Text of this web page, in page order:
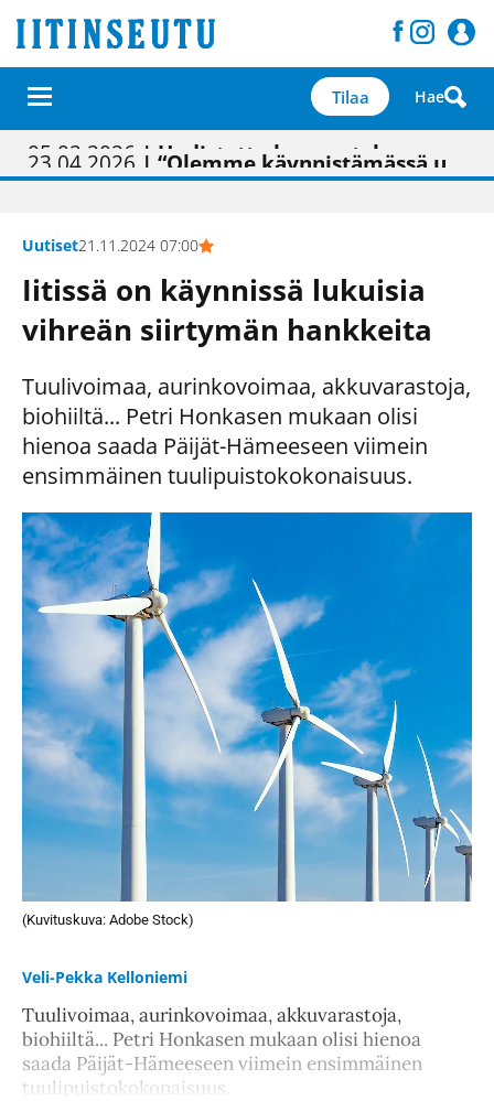
Tilaa Hae
01.02.2026 | Painon vaihtumisen pitäisi näkyä hieman parempana painojäljen laatuna lehdessä
05.02.2026 | Uudistettu kunnantalo on valoisa
23.04.2026 | “Olemme käynnistämässä uudelleen keskustavisiotyön”
09.05.2026| "Maalla on totuttu elämään omavaraisemmin kuin kaupungissa"
Uutiset21.11.2024 07:00
Iitissä on käynnissä lukuisia
vihreän siirtymän hankkeita
Tuulivoimaa, aurinkovoimaa, akkuvarastoja,
biohiiltä... Petri Honkasen mukaan olisi
hienoa saada Päijät-Hämeeseen viimein
ensimmäinen tuulipuistokokonaisuus.
(Kuvituskuva: Adobe Stock)
Veli-Pekka Kelloniemi
Tuulivoimaa, aurinkovoimaa, akkuvarastoja,
biohiiltä... Petri Honkasen mukaan olisi hienoa
saada Päijät-Hämeeseen viimein ensimmäinen
tuulipuistokokonaisuus.